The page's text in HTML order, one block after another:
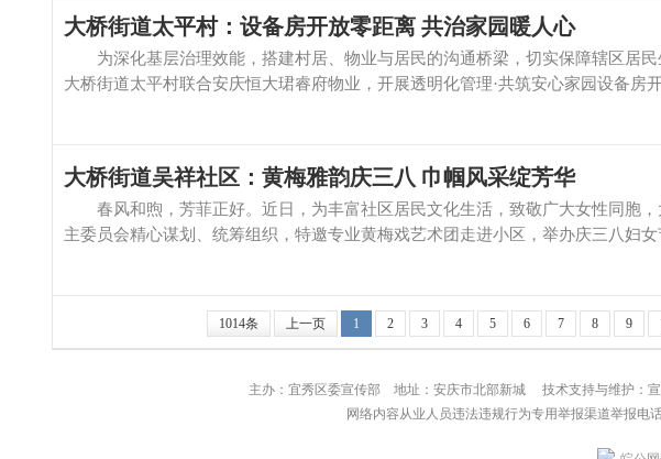
大桥街道太平村：设备房开放零距离 共治家园暖人心
为深化基层治理效能，搭建村居、物业与居民的沟通桥梁，切实保障辖区居民
大桥街道太平村联合安庆恒大珺睿府物业，开展透明化管理·共筑安心家园设备房
大桥街道吴祥社区：黄梅雅韵庆三八 巾帼风采绽芳华
春风和煦，芳菲正好。近日，为丰富社区居民文化生活，致敬广大女性同胞，
主委员会精心谋划、统筹组织，特邀专业黄梅戏艺术团走进小区，举办庆三八妇
1014条 上一页 1 2 3 4 5 6 7 8 9
主办：宜秀区委宣传部 地址：安庆市北部新城 技术支持与
网络内容从业人员违法违规行为专用举报渠道举报